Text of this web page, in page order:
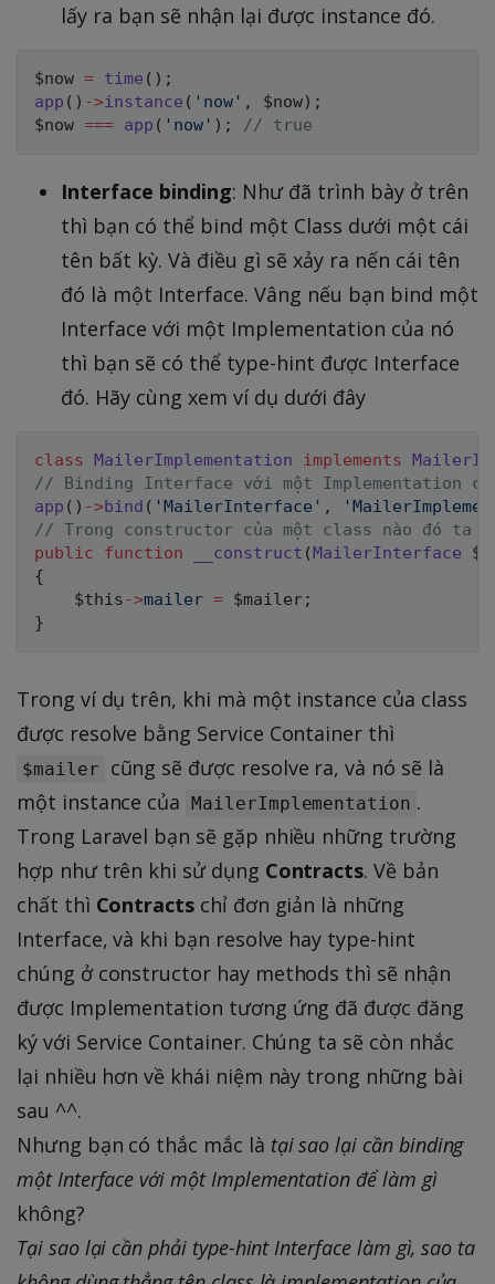
lấy ra bạn sẽ nhận lại được instance đó.
$now = time ( ) ;
app ( ) ->instance ( 'now' , $now) ;
$now === app ( 'now' ) ; // true
Interface binding: Như đã trình bày ở trên
thì bạn có thể bind một Class dưới một cái
tên bất kỳ. Và điều gì sẽ xảy ra nến cái tên
đó là một Interface. Vâng nếu bạn bind một
Interface với một Implementation của nó
thì bạn sẽ có thể type-hint được Interface
đó. Hãy cùng xem ví dụ dưới đây
class MailerImplementation implements
// Binding Interface với một Implementation
app ( ) ->bind ( 'MailerInterface' ,
// Trong constructor của một class nào đó ta
public
function __construct (MailerInterface
{
$this->mailer = $mailer;
}
Trong ví dụ trên, khi mà một instance của class
được resolve bằng Service Container thì
$mailer
cũng sẽ được resolve ra, và nó sẽ là
một instance của MailerImplementation .
Trong Laravel bạn sẽ gặp nhiều những trường
hợp như trên khi sử dụng Contracts. Về bản
chất thì Contracts chỉ đơn giản là những
Interface, và khi bạn resolve hay type-hint
chúng ở constructor hay methods thì sẽ nhận
được Implementation tương ứng đã được đăng
ký với Service Container. Chúng ta sẽ còn nhắc
lại nhiều hơn về khái niệm này trong những bài
sau ^^.
Nhưng bạn có thắc mắc là tại sao lại cần binding
một Interface với một Implementation để làm gì
không?
Tại sao lại cần phải type-hint Interface làm gì, sao ta